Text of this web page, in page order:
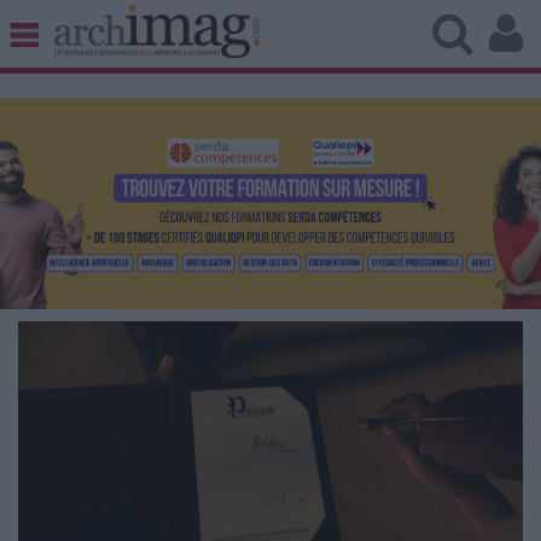
BIBLIOTHÈQUE ÉDITION
UNIVERS DATA
TRAVAIL COLLABORATIF
VIE NUMÉRIQUE
NUMÉRIQUE RESPONSABLE